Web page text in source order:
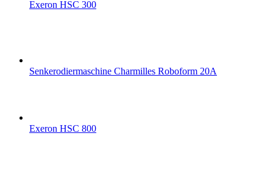
Exeron HSC 300
Senkerodiermaschine Charmilles Roboform 20A
Exeron HSC 800